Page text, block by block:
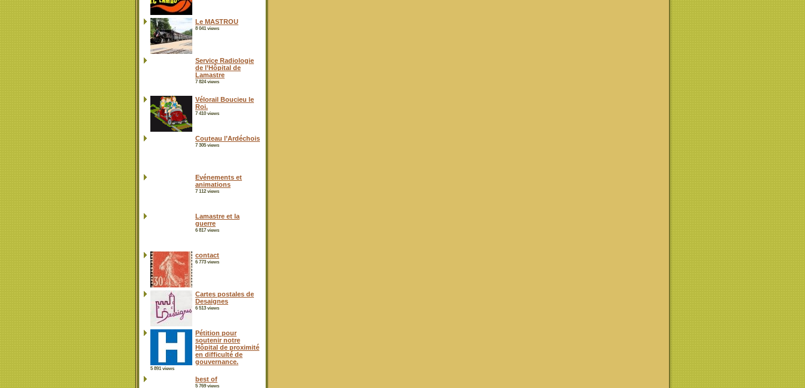
Le MASTROU
8 041 views
Service Radiologie
de l’Hôpital de
Lamastre
7 824 views
Vélorail Boucieu le
Roi.
7 410 views
Couteau l’Ardéchois
7 305 views
Evénements et
animations
7 112 views
Lamastre et la
guerre
6 817 views
contact
6 773 views
Cartes postales de
Desaignes
6 513 views
Pétition pour
soutenir notre
Hôpital de proximité
en difficulté de
gouvernance.
5 891 views
best of
5 769 views